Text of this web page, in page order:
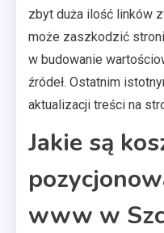
zbyt duża ilość linków
może zaszkodzić
w budowanie
źródeł. Ostatnim
aktualizacji treści na
Jakie są
www w